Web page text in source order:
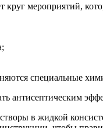
круг мероприятий,
специальные
антисептическим
в жидкой